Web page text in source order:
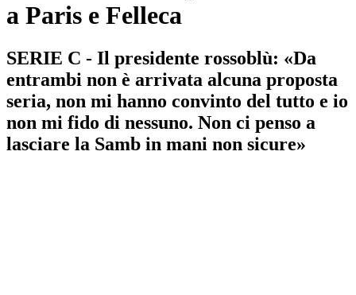
a Paris e Felleca
SERIE C - Il presidente rossoblù: «Da
entrambi non è arrivata alcuna proposta
seria, non mi hanno convinto del tutto e io
non mi fido di nessuno. Non ci penso a
lasciare la Samb in mani non sicure»